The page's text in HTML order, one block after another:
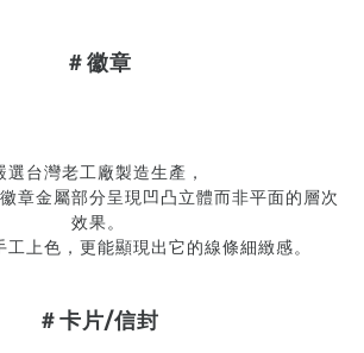
＃徽章
選台灣老工廠製造生產，
章金屬部分呈現凹凸立體而非平面的層次
效果。
工上色，更能顯現出它的線條細緻感。
＃卡片/信封